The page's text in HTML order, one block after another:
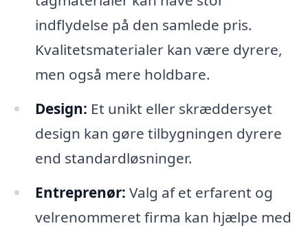
indflydelse på den samlede pris.
Kvalitetsmaterialer kan være dyrere,
men også mere holdbare.
Design: Et unikt eller skræddersyet
design kan gøre tilbygningen dyrere
end standardløsninger.
Entreprenør: Valg af et erfarent og
velrenommeret firma kan hjælpe med